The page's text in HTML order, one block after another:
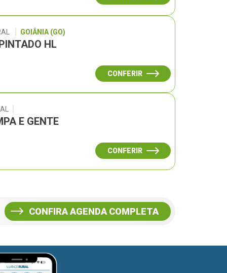
GOIÂNIA (GO)
HL
CONFERIR
E GENTE
CONFERIR
CONFIRA AGENDA COMPLETA